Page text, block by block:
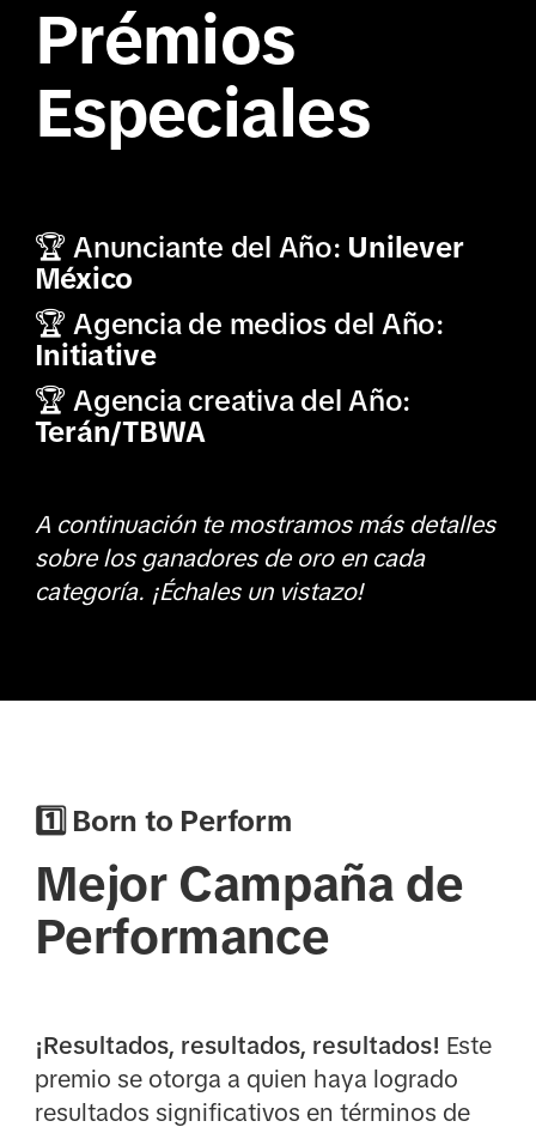
Prémios
Especiales
🏆 Anunciante del Año: Unilever
México
🏆 Agencia de medios del Año:
Initiative
🏆 Agencia creativa del Año:
Terán/TBWA
A continuación te mostramos más detalles
sobre los ganadores de oro en cada
categoría. ¡Échales un vistazo!
1️⃣ Born to Perform
Mejor Campaña de
Performance
¡Resultados, resultados, resultados! Este
premio se otorga a quien haya logrado
resultados significativos en términos de